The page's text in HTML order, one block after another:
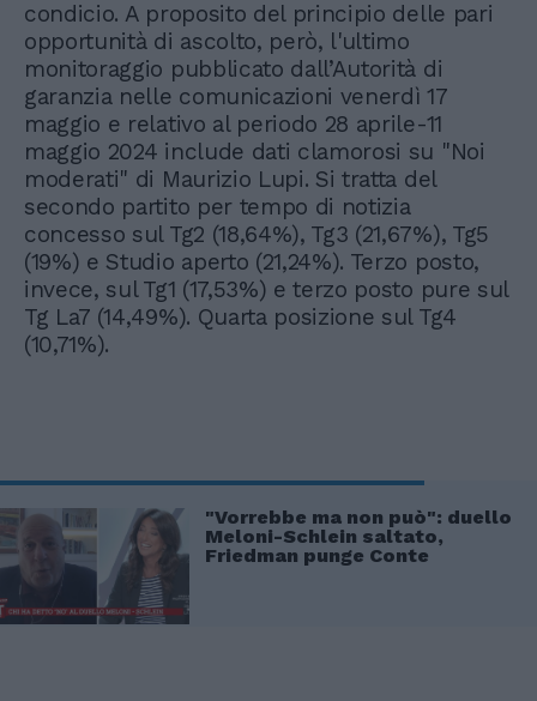
condicio. A proposito del principio delle pari
opportunità di ascolto, però, l'ultimo
monitoraggio pubblicato dall’Autorità di
garanzia nelle comunicazioni venerdì 17
maggio e relativo al periodo 28 aprile-11
maggio 2024 include dati clamorosi su "Noi
moderati" di Maurizio Lupi. Si tratta del
secondo partito per tempo di notizia
concesso sul Tg2 (18,64%), Tg3 (21,67%), Tg5
(19%) e Studio aperto (21,24%). Terzo posto,
invece, sul Tg1 (17,53%) e terzo posto pure sul
Tg La7 (14,49%). Quarta posizione sul Tg4
(10,71%).
"Vorrebbe ma non può": duello
Meloni-Schlein saltato,
Friedman punge Conte